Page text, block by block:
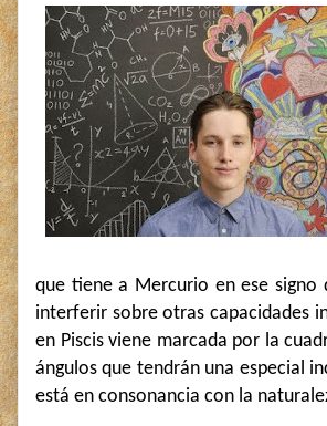
que tiene a Mercurio en ese signo
interferir sobre otras capacidades
en Piscis viene marcada por la
ángulos que tendrán una especial
está en consonancia con la